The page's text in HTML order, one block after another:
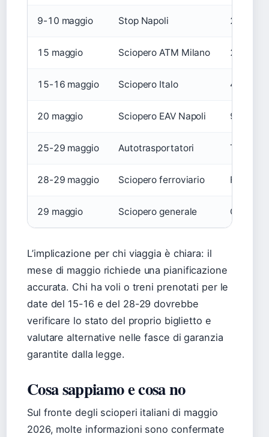
9-10 maggio Stop Napoli 24 ore,
15 maggio Sciopero ATM Milano 24 ore,
15-16 maggio Sciopero Italo 48 ore,
20 maggio Sciopero EAV Napoli 9-13,
25-29 maggio Autotrasportatori
28-29 maggio Sciopero ferroviario
29 maggio Sciopero generale
L’implicazione per chi viaggia è chiara: il
mese di maggio richiede una pianificazione
accurata. Chi ha voli o treni prenotati per le
date del 15-16 e del 28-29 dovrebbe
verificare lo stato del proprio biglietto e
valutare alternative nelle fasce di garanzia
garantite dalla legge.
Cosa sappiamo e cosa no
Sul fronte degli scioperi italiani di maggio
2026, molte informazioni sono confermate